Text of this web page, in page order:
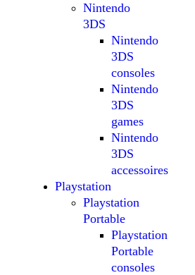
Nintendo
3DS
Nintendo
3DS
consoles
Nintendo
3DS
games
Nintendo
3DS
accessoires
Playstation
Playstation
Portable
Playstation
Portable
consoles